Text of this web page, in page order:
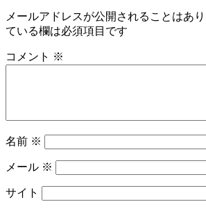
メールアドレスが公開されることはあり
ている欄は必須項目です
コメント ※
名前 ※
メール ※
サイト